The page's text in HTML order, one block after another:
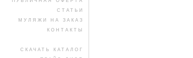
СТАТЬИ
МУЛЯЖИ НА ЗАКАЗ
КОНТАКТЫ
СКАЧАТЬ КАТАЛОГ